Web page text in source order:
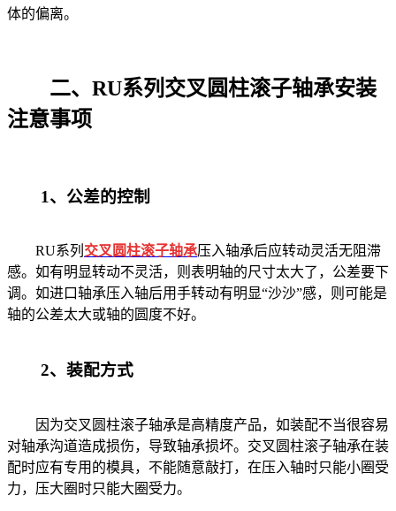
体的偏离。
二、RU系列交叉圆柱滚子轴承安装
注意事项
1、公差的控制
RU系列 交叉圆柱滚子轴承压入轴承后应转动灵活无阻滞
感。如有明显转动不灵活，则表明轴的尺寸太大了，公差要下
调。如进口轴承压入轴后用手转动有明显“沙沙”感，则可能是
轴的公差太大或轴的圆度不好。
2、装配方式
因为交叉圆柱滚子轴承是高精度产品，如装配不当很容易
对轴承沟道造成损伤，导致轴承损坏。交叉圆柱滚子轴承在装
配时应有专用的模具，不能随意敲打，在压入轴时只能小圈受
力，压大圈时只能大圈受力。